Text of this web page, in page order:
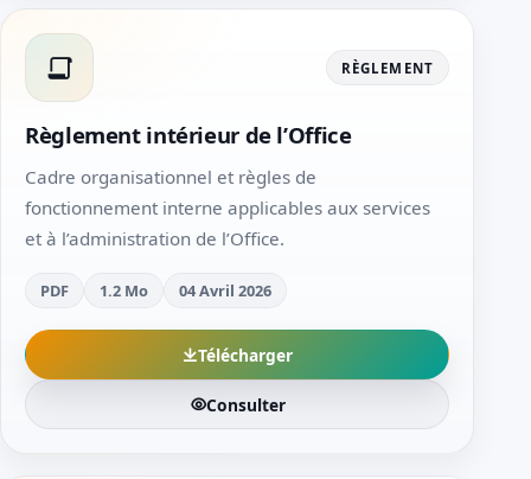
RÈGLEMENT
Règlement intérieur de l’Office
Cadre organisationnel et règles de
fonctionnement interne applicables aux services
et à l’administration de l’Office.
PDF 1.2 Mo 04 Avril 2026
Télécharger
Consulter